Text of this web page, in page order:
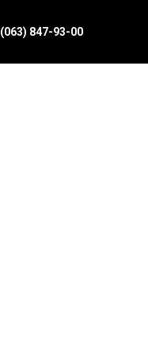
(063) 847-93-00